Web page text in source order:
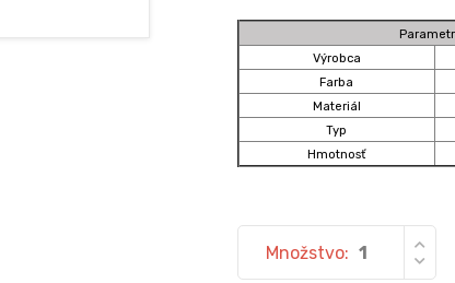
Výrobca
Farba
Materiál
Typ
Hmotnosť
Množstvo: